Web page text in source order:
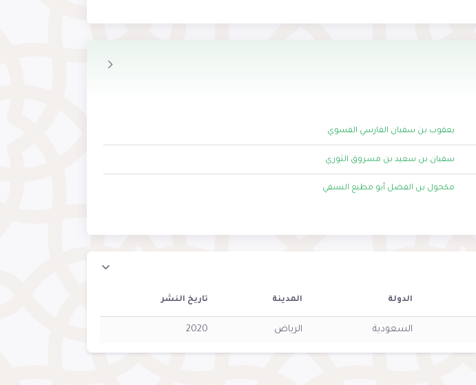
يعقوب بن سفيان الفارسي الفسوي
سفيان بن سعيد بن مسروق الثوري
مكحول بن الفضل أبو مطيع النسفي
الدولة المدينة تاريخ النشر
السعودية الرياض 2020